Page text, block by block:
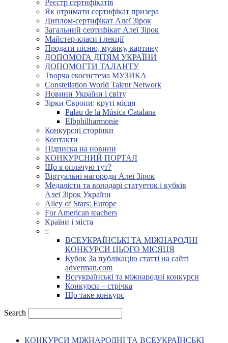
Реєстр сертифікатів
Як отримати сертифікат призера
Диплом-сертифікат Алеї Зірок
Загальний сертифікат Алеї Зірок
Майстер-класи і лекції
Продати пісню, музику, картину
ДОПОМОГА ДІТЯМ УКРАЇНИ
ДОПОМОГТИ ТАЛАНТУ
Творча екосистема МУЗИКА
Constellation World Talent Network
Новини України і світу
Зірки Європи: круті місця
Palau de la Música Catalana
Elbphilharmonie
Конкурсні сторінки
Контакти
Підписка на новини
КОНКУРСНИЙ ПОРТАЛ
Що я оплачую тут?
Віртуальні нагороди Алеї Зірок
Медалісти та володарі статуеток і кубків
Алеї Зірок України
Alley of Stars: Europe
For American teachers
Країни і міста
::
ВСЕУКРАЇНСЬКІ ТА МІЖНАРОДНІ
КОНКУРСИ ЦЬОГО МІСЯЦЯ
Кубок За публікацію статті на сайті
adverman.com
Всеукраїнські та міжнародні конкурси
Конкурси – стрічка
Що таке конкурс
Search
КОНКУРСИ МІЖНАРОДНІ ТА ВСЕУКРАЇНСЬКІ